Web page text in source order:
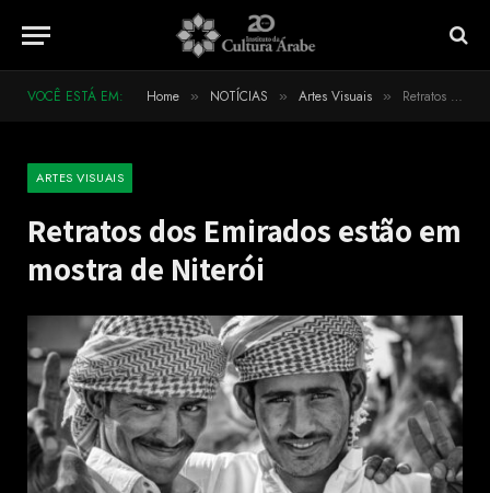
VOCÊ ESTÁ EM: Home » NOTÍCIAS » Artes Visuais » Retratos dos Emirados estão em mostra de Niterói
ARTES VISUAIS
Retratos dos Emirados estão em
mostra de Niterói